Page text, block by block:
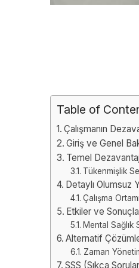
Table of
Çalışmanın
Giriş ve Genel
Temel
Tükenmişlik
Detaylı Olumsuz
Çalışma
Etkiler ve
Mental Sağlık
Alternatif
Zaman
SSS (Sıkça